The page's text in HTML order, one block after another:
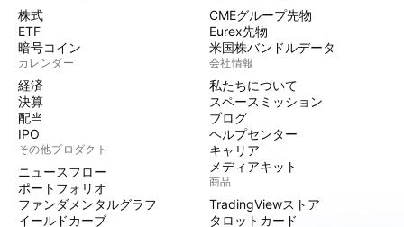
株式
ETF
暗号コイン
カレンダー
経済
決算
配当
IPO
その他プロダクト
ニュースフロー
ポートフォリオ
ファンダメンタルグラフ
イールドカーブ
CMEグループ先物
Eurex先物
米国株バンドルデータ
会社情報
私たちについて
スペースミッション
ブログ
ヘルプセンター
キャリア
メディアキット
商品
TradingViewストア
タロットカード